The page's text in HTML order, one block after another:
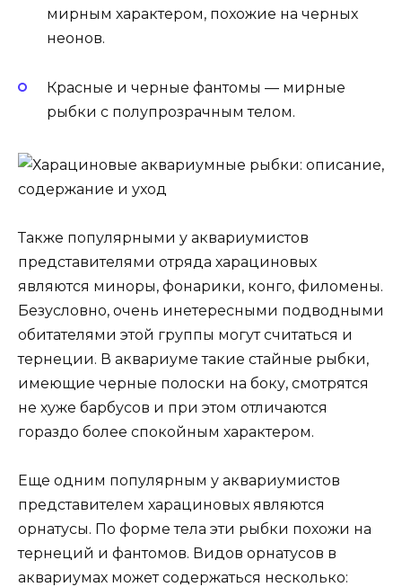
мирным характером, похожие на черных
неонов.
Красные и черные фантомы — мирные
рыбки с полупрозрачным телом.
Также популярными у аквариумистов
представителями отряда харациновых
являются миноры, фонарики, конго, филомены.
Безусловно, очень инетересными подводными
обитателями этой группы могут считаться и
тернеции. В аквариуме такие стайные рыбки,
имеющие черные полоски на боку, смотрятся
не хуже барбусов и при этом отличаются
гораздо более спокойным характером.
Еще одним популярным у аквариумистов
представителем харациновых являются
орнатусы. По форме тела эти рыбки похожи на
тернеций и фантомов. Видов орнатусов в
аквариумах может содержаться несколько: